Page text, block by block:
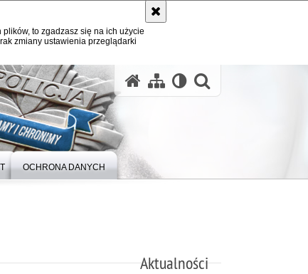
to zgadzasz się na ich użycie
zmiany ustawienia przeglądarki
OCHRONA DANYCH
Aktualności